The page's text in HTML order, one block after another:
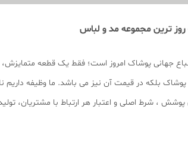
روز ترین مجموعه مد و لباس
جهانی پوشاک امروز است؛ فقط یک قطعه
بلکه در قیمت آن نیز می باشد. ما وظیفه داریم
پوشش ، شرط اصلی و اعتبار هر ارتباط با مشتریان،